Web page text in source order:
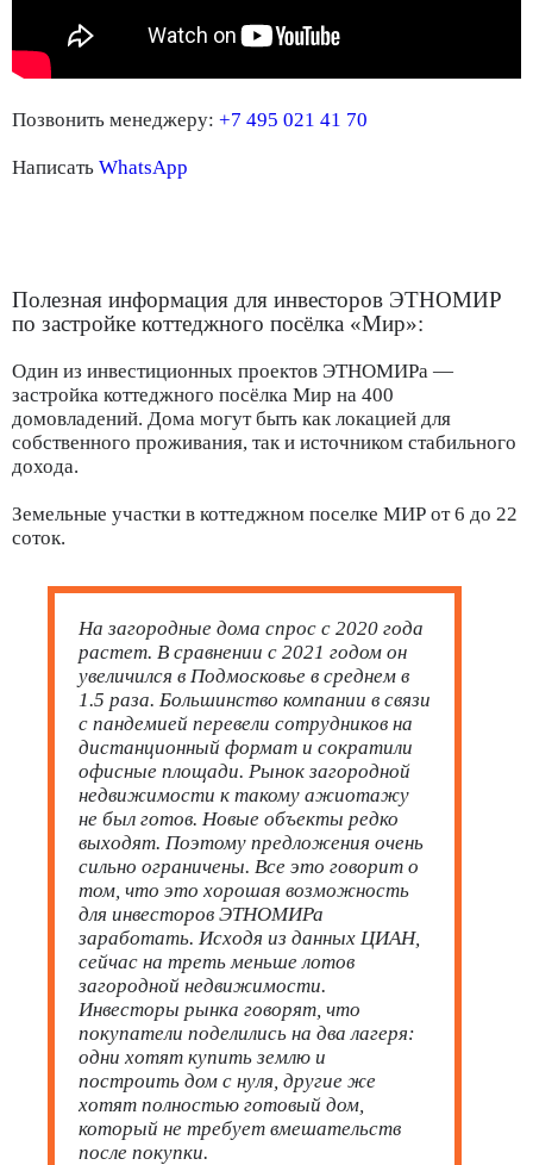
Позвонить менеджеру: +7 495 021 41 70
Написать WhatsApp
Полезная информация для инвесторов ЭТНОМИР
по застройке коттеджного посёлка «Мир»:
Один из инвестиционных проектов ЭТНОМИРа —
застройка коттеджного посёлка Мир на 400
домовладений. Дома могут быть как локацией для
собственного проживания, так и источником стабильного
дохода.
Земельные участки в коттеджном поселке МИР от 6 до 22
соток.
На загородные дома спрос с 2020 года
растет. В сравнении с 2021 годом он
увеличился в Подмосковье в среднем в
1.5 раза. Большинство компании в связи
с пандемией перевели сотрудников на
дистанционный формат и сократили
офисные площади. Рынок загородной
недвижимости к такому ажиотажу
не был готов. Новые объекты редко
выходят. Поэтому предложения очень
сильно ограничены. Все это говорит о
том, что это хорошая возможность
для инвесторов ЭТНОМИРа
заработать. Исходя из данных ЦИАН,
сейчас на треть меньше лотов
загородной недвижимости.
Инвесторы рынка говорят, что
покупатели поделились на два лагеря:
одни хотят купить землю и
построить дом с нуля, другие же
хотят полностью готовый дом,
который не требует вмешательств
после покупки.